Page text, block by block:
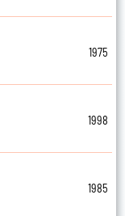
1975
1998
1985